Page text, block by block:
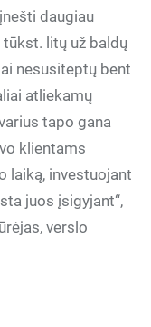
daugiau
litų už baldų
nesusiteptų bent
atliekamų
tapo gana
klientams
laiką, investuojant
juos įsigyjant“,
verslo